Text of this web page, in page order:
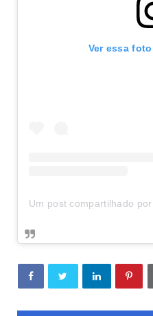
Ver essa